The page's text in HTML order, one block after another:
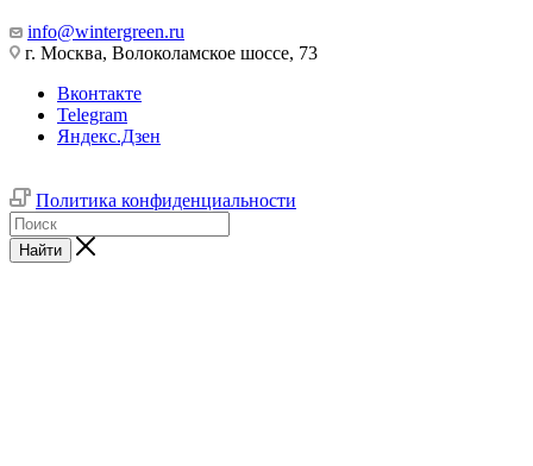
info@wintergreen.ru
г. Москва, Волоколамское шоссе, 73
Вконтакте
Telegram
Яндекс.Дзен
Политика конфиденциальности
Найти